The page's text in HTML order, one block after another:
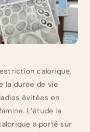
calorique,
la durée de vie
évitées en
L’étude la
a porté sur